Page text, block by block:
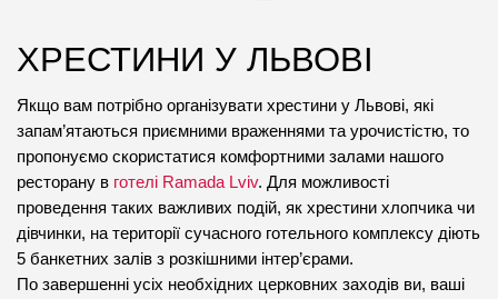
ХРЕСТИНИ У ЛЬВОВІ
Якщо вам потрібно організувати хрестини у Львові, які
запам’ятаються приємними враженнями та урочистістю, то
пропонуємо скористатися комфортними залами нашого
ресторану в готелі Ramada Lviv. Для можливості
проведення таких важливих подій, як хрестини хлопчика чи
дівчинки, на території сучасного готельного комплексу діють
5 банкетних залів з розкішними інтер’єрами.
По завершенні усіх необхідних церковних заходів ви, ваші